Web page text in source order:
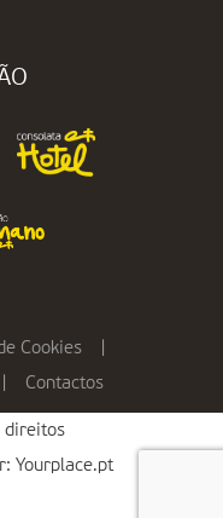
Cookies
Contactos
direitos
Yourplace.pt